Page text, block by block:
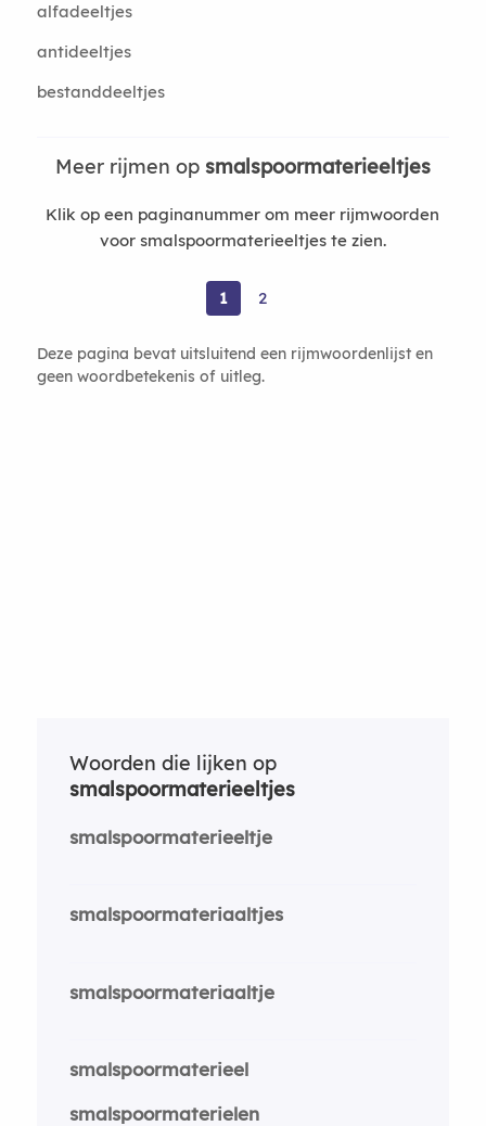
alfadeeltjes
antideeltjes
bestanddeeltjes
Meer rijmen op smalspoormaterieeltjes
Klik op een paginanummer om meer rijmwoorden
voor smalspoormaterieeltjes te zien.
1 2
Deze pagina bevat uitsluitend een rijmwoordenlijst en
geen woordbetekenis of uitleg.
Woorden die lijken op
smalspoormaterieeltjes
smalspoormaterieeltje
smalspoormateriaaltjes
smalspoormateriaaltje
smalspoormaterieel
smalspoormaterielen